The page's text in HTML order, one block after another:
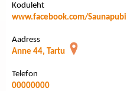
Koduleht
www.facebook.com/Saunapubi
Aadress
Anne 44, Tartu
Telefon
00000000